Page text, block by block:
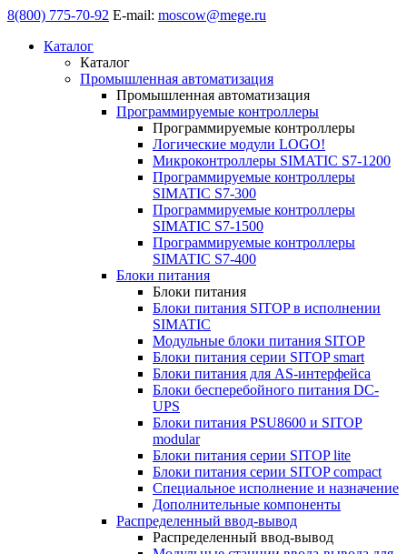
8(800) 775-70-92 E-mail: moscow@mege.ru
Каталог
Каталог
Промышленная автоматизация
Промышленная автоматизация
Программируемые контроллеры
Программируемые контроллеры
Логические модули LOGO!
Микроконтроллеры SIMATIC S7-1200
Программируемые контроллеры
SIMATIC S7-300
Программируемые контроллеры
SIMATIC S7-1500
Программируемые контроллеры
SIMATIC S7-400
Блоки питания
Блоки питания
Блоки питания SITOP в исполнении
SIMATIC
Модульные блоки питания SITOP
Блоки питания серии SITOP smart
Блоки питания для AS-интерфейса
Блоки бесперебойного питания DC-
UPS
Блоки питания PSU8600 и SITOP
modular
Блоки питания серии SITOP lite
Блоки питания серии SITOP compact
Специальное исполнение и назначение
Дополнительные компоненты
Распределенный ввод-вывод
Распределенный ввод-вывод